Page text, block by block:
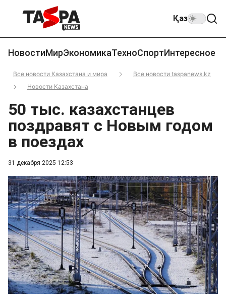
Қаз
НовостиМирЭкономикаТехноСпортИнтересное
Все новости Казахстана и мира
Все новости taspanews.kz
Новости Казахстана
31 декабря 2025 12:53
50 тыс. казахстанцев
поздравят с Новым годом
в поездах